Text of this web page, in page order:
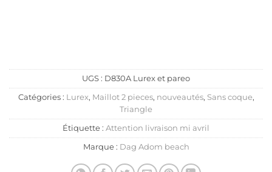
UGS : D830A Lurex et pareo
Catégories : Lurex, Maillot 2 pieces, nouveautés, Sans coque,
Triangle
Étiquette : Attention livraison mi avril
Marque : Dag Adom beach